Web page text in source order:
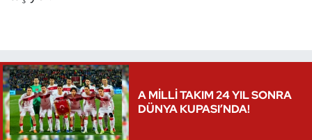
A MİLLİ TAKIM 24 YIL SONRA
DÜNYA KUPASI’NDA!
Paralimpik
Ragbi